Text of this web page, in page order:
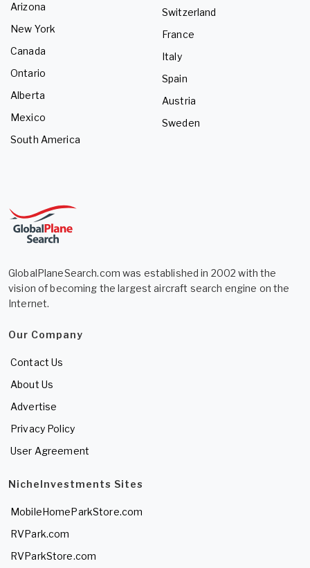
Arizona
New York
Canada
Ontario
Alberta
Mexico
South America
Switzerland
France
Italy
Spain
Austria
Sweden
GlobalPlaneSearch.com was established in 2002 with the
vision of becoming the largest aircraft search engine on the
Internet.
Our Company
Contact Us
About Us
Advertise
Privacy Policy
User Agreement
NicheInvestments Sites
MobileHomeParkStore.com
RVPark.com
RVParkStore.com